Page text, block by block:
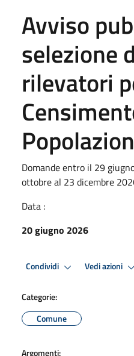
Avviso
selezione
rilevatori
Domande entro il 29
ottobre al 23 dicembre
Data :
20 giugno 2026
Condividi Vedi azioni
Categorie:
Comune
Argomenti: